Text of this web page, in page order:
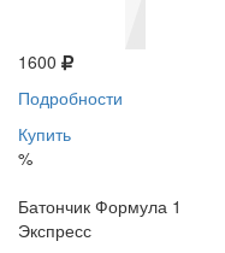
1600
Подробности
Купить
%
Батончик Формула 1
Экспресс